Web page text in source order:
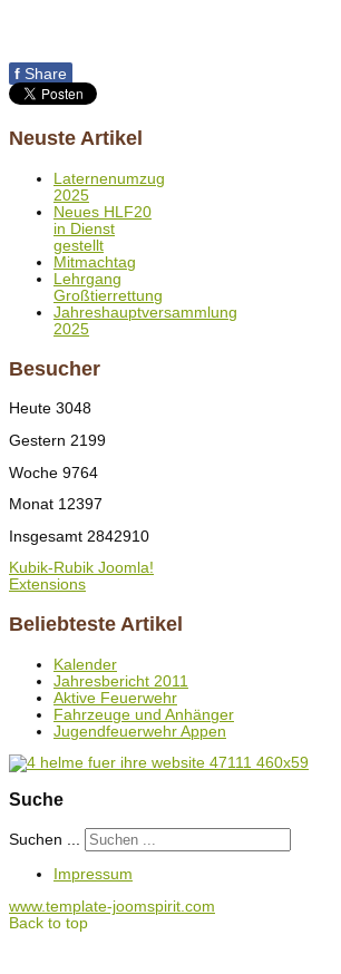
f Share
Neuste Artikel
Laternenumzug
2025
Neues HLF20
in Dienst
gestellt
Mitmachtag
Lehrgang
Großtierrettung
Jahreshauptversammlung
2025
Besucher
Heute 3048
Gestern 2199
Woche 9764
Monat 12397
Insgesamt 2842910
Kubik-Rubik Joomla!
Extensions
Beliebteste Artikel
Kalender
Jahresbericht 2011
Aktive Feuerwehr
Fahrzeuge und Anhänger
Jugendfeuerwehr Appen
Suche
Suchen ...
Impressum
www.template-joomspirit.com
Back to top